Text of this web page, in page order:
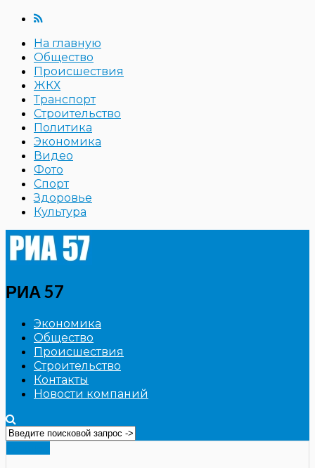
На главную
Общество
Происшествия
ЖКХ
Транспорт
Строительство
Политика
Экономика
Видео
Фото
Спорт
Здоровье
Культура
РИА 57
Экономика
Общество
Происшествия
Строительство
Контакты
Новости компаний